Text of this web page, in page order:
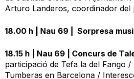
Arturo Landeros, coordinador del
18.00 h | Nau 69 | Sorpresa
18.15 h | Nau 69 | Concurs de
participació de Tefa la del Fango
Tumberas en Barcelona /